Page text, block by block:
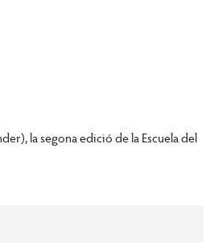
la segona edició de la Escuela del